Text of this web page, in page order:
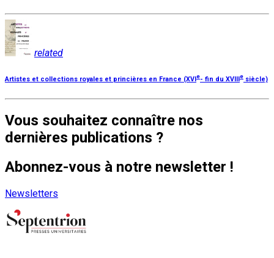
related
Artistes et collections royales et princières en France (XVIe- fin du XVIIIe siècle)
Vous souhaitez connaître nos
dernières publications ?
Abonnez-vous à notre newsletter !
Newsletters